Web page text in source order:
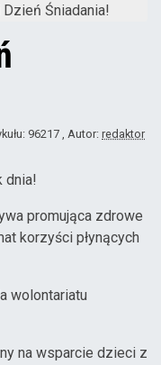
Śniadania!
96217 , Autor: redaktor
dnia!
promująca zdrowe
korzyści płynących
wolontariatu
na wsparcie dzieci z